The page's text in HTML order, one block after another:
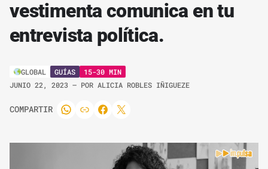
vestimenta comunica en tu
entrevista política.
GLOBAL GUÍAS
15-30 MIN
JUNIO 22, 2023 – POR ALICIA ROBLES IÑIGUEZE
COMPARTIR